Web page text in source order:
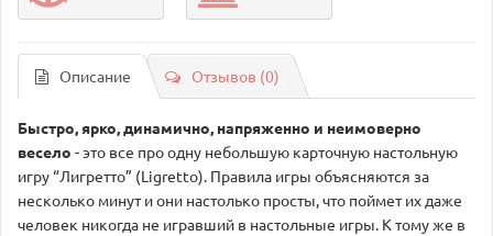
Описание Отзывов (0)
Быстро, ярко, динамично, напряженно и неимоверно
весело - это все про одну небольшую карточную настольную
игру “Лигретто” (Ligretto). Правила игры объясняются за
несколько минут и они настолько просты, что поймет их даже
человек никогда не игравший в настольные игры. К тому же в